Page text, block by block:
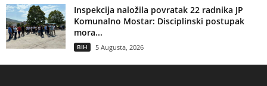
Inspekcija naložila povratak 22 radnika JP
Komunalno Mostar: Disciplinski postupak
mora...
BIH 5 Augusta, 2026